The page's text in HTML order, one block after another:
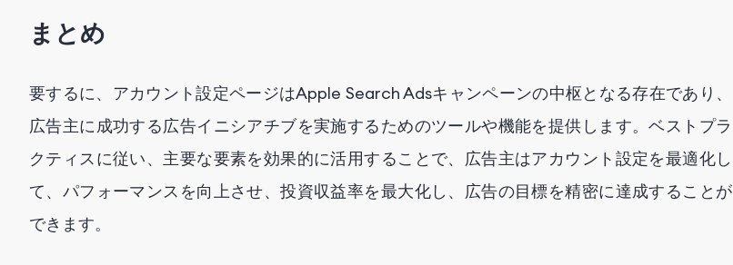
まとめ
要するに、アカウント設定ページはApple Search Adsキャンペーンの中枢となる存在であり、
広告主に成功する広告イニシアチブを実施するためのツールや機能を提供します。ベストプラ
クティスに従い、主要な要素を効果的に活用することで、広告主はアカウント設定を最適化し
て、パフォーマンスを向上させ、投資収益率を最大化し、広告の目標を精密に達成することが
できます。